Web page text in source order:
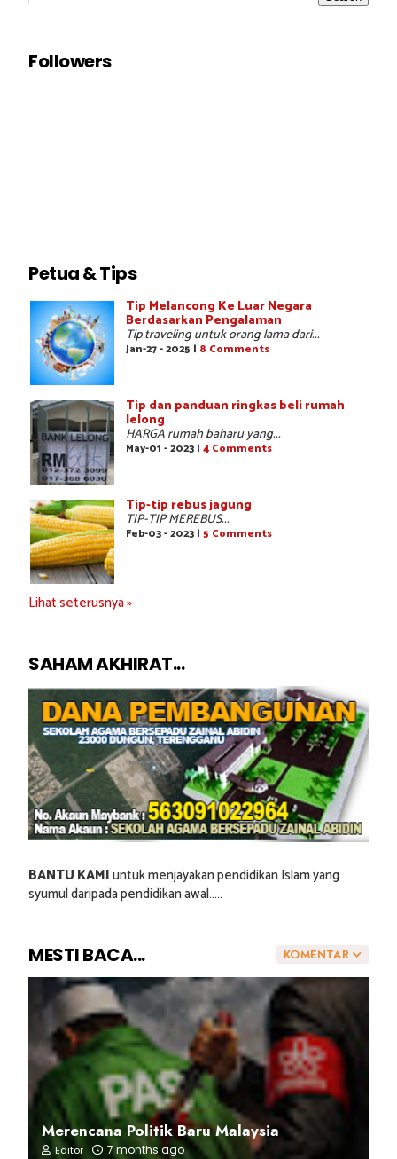
Followers
Petua & Tips
Tip Melancong Ke Luar Negara
Berdasarkan Pengalaman
Tip traveling untuk orang lama dari...
Jan-27 - 2025 | 8 Comments
Tip dan panduan ringkas beli rumah
lelong
HARGA rumah baharu yang...
May-01 - 2023 | 4 Comments
Tip-tip rebus jagung
TIP-TIP MEREBUS...
Feb-03 - 2023 | 5 Comments
Lihat seterusnya »
SAHAM AKHIRAT...
BANTU KAMIuntuk menjayakan pendidikan Islam yang
syumul daripada pendidikan awal.....
KOMENTAR
MESTI BACA...
Merencana Politik Baru Malaysia
Editor 7 months ago